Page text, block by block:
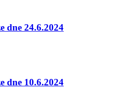
dne 24.6.2024
dne 10.6.2024